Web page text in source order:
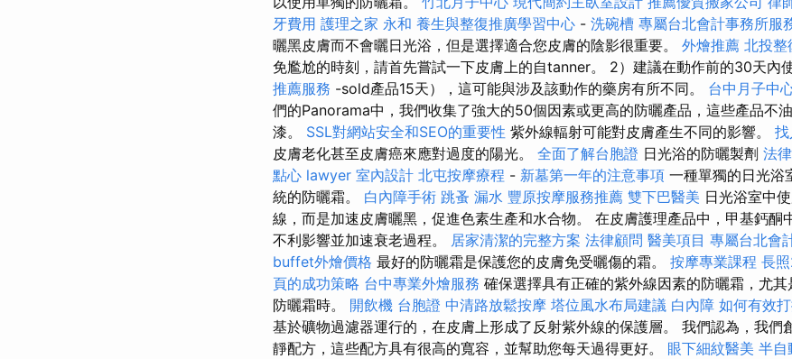
牙費用 護理之家 永和 養生與整復推廣學習中心 - 洗碗槽 專屬台北會計事務所服
曬黑皮膚而不會曬日光浴，但是選擇適合您皮膚的陰影很重要。 外燴推薦 北投整
免尷尬的時刻，請首先嘗試一下皮膚上的自tanner。 2）建議在動作前的30天內
推薦服務 -sold產品15天），這可能與涉及該動作的藥房有所不同。 台中月子中
們的Panorama中，我們收集了強大的50個因素或更高的防曬產品，這些產品不
漆。 SSL對網站安全和SEO的重要性 紫外線輻射可能對皮膚產生不同的影響。 找
皮膚老化甚至皮膚癌來應對過度的陽光。 全面了解台胞證 日光浴的防曬製劑 法
點心 lawyer 室內設計 北屯按摩療程 - 新墓第一年的注意事項 一種單獨的日光浴
統的防曬霜。 白內障手術 跳蚤 漏水 豐原按摩服務推薦 雙下巴醫美 日光浴室中
線，而是加速皮膚曬黑，促進色素生產和水合物。 在皮膚護理產品中，甲基鈣酮
不利影響並加速衰老過程。 居家清潔的完整方案 法律顧問 醫美項目 專屬台北會
buffet外燴價格 最好的防曬霜是保護您的皮膚免受曬傷的霜。 按摩專業課程 長
頁的成功策略 台中專業外燴服務 確保選擇具有正確的紫外線因素的防曬霜，尤
防曬霜時。 開飲機 台胞證 中清路放鬆按摩 塔位風水布局建議 白內障 如何有效
基於礦物過濾器運行的，在皮膚上形成了反射紫外線的保護層。 我們認為，我們
靜配方，這些配方具有很高的寬容，並幫助您每天過得更好。 眼下細紋醫美 半自